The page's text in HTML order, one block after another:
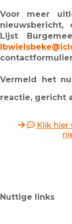
Voor meer
Lijst
Vermeld het
reactie, gericht
Klik
Nuttige links